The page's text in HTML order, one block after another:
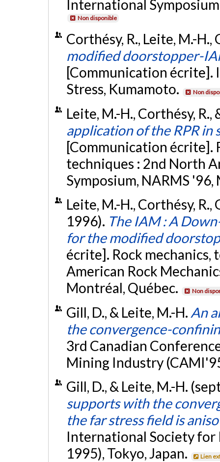
International
Non disponible
Corthésy, R., Leite, M.-H.,
modified doorstopper-
[Communication écrite].
Stress, Kumamoto.
Non
Leite, M.-H., Corthésy,
application of the RPR
[Communication écrite].
techniques : 2nd North
Symposium, NARMS
Leite, M.-H., Corthésy,
1996). The IAM : A
for the modified
écrite]. Rock mechanics,
American Rock
Montréal, Québec.
Non
Gill, D., & Leite, M.-H. An
the convergence-
3rd Canadian
Mining Industry
Gill, D., & Leite, M.-H.
supports with the
the far stress field is
International Society for
1995), Tokyo, Japan.
Lien